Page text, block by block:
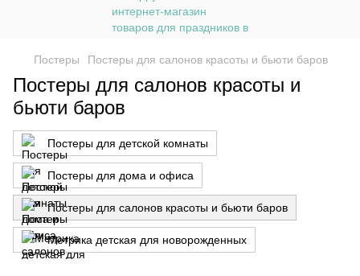
Постеры Постеры для салонов красоты и бьюти баров
Постеры для салонов красоты и
бьюти баров
Постеры для детской комнаты
Постеры для дома и офиса
Постеры для салонов красоты и бьюти баров
Метрика детская для новорожденных